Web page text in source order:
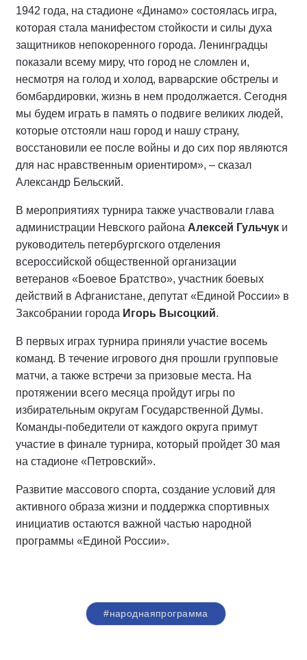
1942 года, на стадионе «Динамо» состоялась игра,
которая стала манифестом стойкости и силы духа
защитников непокоренного города. Ленинградцы
показали всему миру, что город не сломлен и,
несмотря на голод и холод, варварские обстрелы и
бомбардировки, жизнь в нем продолжается. Сегодня
мы будем играть в память о подвиге великих людей,
которые отстояли наш город и нашу страну,
восстановили ее после войны и до сих пор являются
для нас нравственным ориентиром», – сказал
Александр Бельский.
В мероприятиях турнира также участвовали глава
администрации Невского района Алексей Гульчук и
руководитель петербургского отделения
всероссийской общественной организации
ветеранов «Боевое Братство», участник боевых
действий в Афганистане, депутат «Единой России» в
Заксобрании города Игорь Высоцкий.
В первых играх турнира приняли участие восемь
команд. В течение игрового дня прошли групповые
матчи, а также встречи за призовые места. На
протяжении всего месяца пройдут игры по
избирательным округам Государственной Думы.
Команды-победители от каждого округа примут
участие в финале турнира, который пройдет 30 мая
на стадионе «Петровский».
Развитие массового спорта, создание условий для
активного образа жизни и поддержка спортивных
инициатив остаются важной частью народной
программы «Единой России».
#народнаяпрограмма